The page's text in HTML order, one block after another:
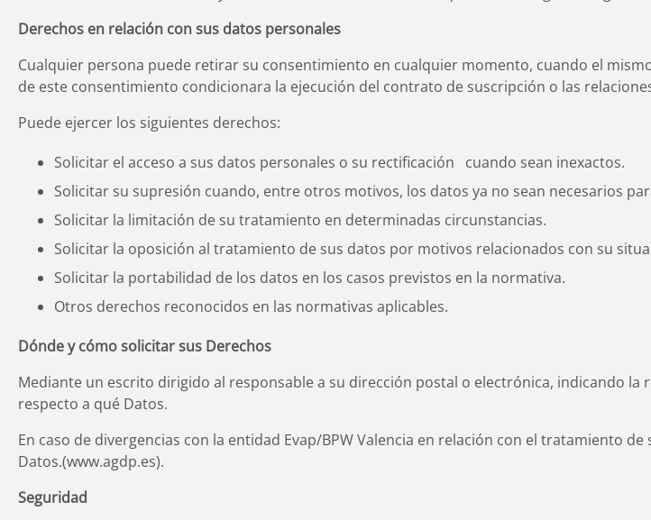
Derechos en relación con sus datos personales
Cualquier persona puede retirar su consentimiento en cualquier momento, cuando el
de este consentimiento condicionara la ejecución del contrato de suscripción o las
Puede ejercer los siguientes derechos:
Solicitar el acceso a sus datos personales o su rectificación cuando sean inexactos.
Solicitar su supresión cuando, entre otros motivos, los datos ya no sean necesarios
Solicitar la limitación de su tratamiento en determinadas circunstancias.
Solicitar la oposición al tratamiento de sus datos por motivos relacionados con su
Solicitar la portabilidad de los datos en los casos previstos en la normativa.
Otros derechos reconocidos en las normativas aplicables.
Dónde y cómo solicitar sus Derechos
Mediante un escrito dirigido al responsable a su dirección postal o electrónica, indicando la
respecto a qué Datos.
En caso de divergencias con la entidad Evap/BPW Valencia en relación con el tratamiento
Datos.(www.agdp.es).
Seguridad